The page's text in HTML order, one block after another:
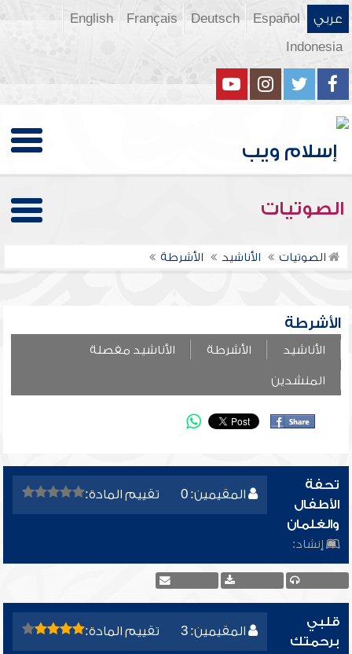
عربي Español
Deutsch
Français
English
Indonesia
الصوتيات
الصوتيات الأناشيد الأشرطة
الأشرطة
الأناشيد الأشرطة الأناشيد مفصلة
المنشدين
المقيمين: 0 تقييم المادة:
تحفة
الأطفال
والغلمان
إنشاد:
المقيمين: 3 تقييم المادة:
قلبي
برحمتك